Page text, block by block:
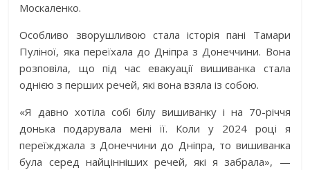
Москаленко.
Особливо зворушливою стала історія пані Тамари
Пуліної, яка переїхала до Дніпра з Донеччини. Вона
розповіла, що під час евакуації вишиванка стала
однією з перших речей, які вона взяла із собою.
«Я давно хотіла собі білу вишиванку і на 70-річчя
донька подарувала мені її. Коли у 2024 році я
переїжджала з Донеччини до Дніпра, то вишиванка
була серед найцінніших речей, які я забрала», —